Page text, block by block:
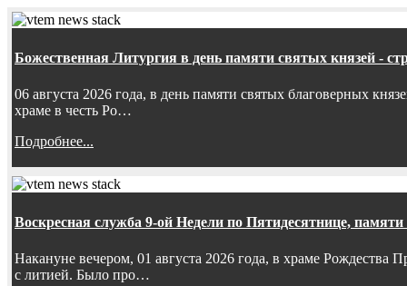
Божественная Литургия в день памяти святых князей -
06 августа 2026 года, в день памяти святых благоверных
храме в честь Ро…
Подробнее...
Воскресная служба 9-ой Недели по Пятидесятнице,
Накануне вечером, 01 августа 2026 года, в храме
с литией. Было про…